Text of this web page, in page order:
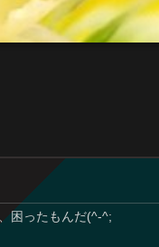
困ったもんだ(^-^;